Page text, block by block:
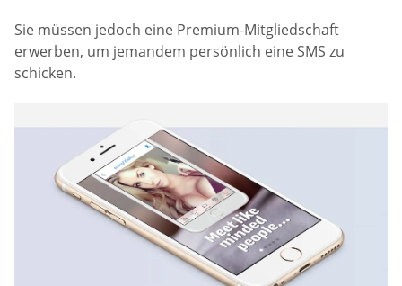
Sie müssen jedoch eine Premium-Mitgliedschaft
erwerben, um jemandem persönlich eine SMS zu
schicken.